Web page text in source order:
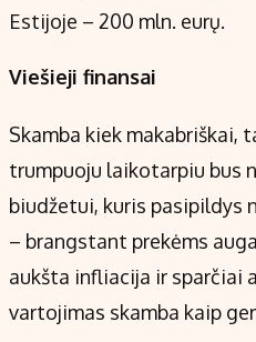
Estijoje – 200 mln. eurų.
Viešieji finansai
Skamba kiek makabriškai,
trumpuoju laikotarpiu bus
biudžetui, kuris pasipildys
– brangstant prekėms
aukšta infliacija ir sparčiai
vartojimas skamba kaip